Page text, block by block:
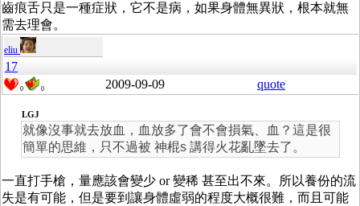
齒痕舌只是一種症狀，它不是病，如果身體無異狀，根本就無
需去理會。
eliu
17
0 0 2009-09-09 quote
LGJ
就像沒事就去放血，血放多了會不會損氣、血？這是很
簡單的思維，只不過被 神棍s 講得火花亂墜去了。
一直打手槍，量應該會變少 or 變稀 甚至出不來。所以養份的流
失是有可能，但是要到讓身體虛弱的程度大概很難，而且可能